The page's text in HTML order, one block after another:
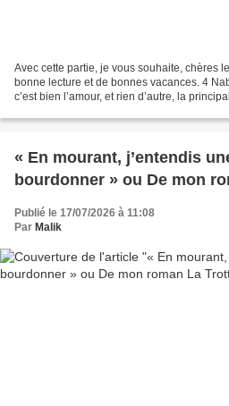
Avec cette partie, je vous souhaite, chères
bonne lecture et de bonnes vacances. 4
c’est bien l’amour, et rien d’autre, la
« En mourant, j’entendis
bourdonner » ou De mon
Publié le 17/07/2026 à 11:08
Par Malik